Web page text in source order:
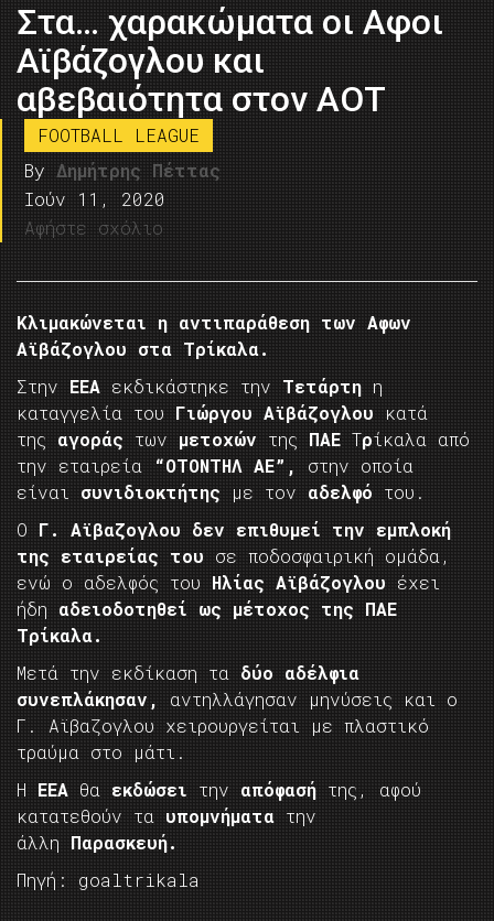
Στα… χαρακώματα οι Αφοι
Αϊβάζογλου και
αβεβαιότητα στον ΑΟΤ
FOOTBALL LEAGUE
By Δημήτρης Πέττας
Ιούν 11, 2020
Αφήστε σχόλιο
Κλιμακώνεται η αντιπαράθεση των Αφων
Αϊβάζογλου στα Τρίκαλα.
Στην ΕΕΑ εκδικάστηκε την Τετάρτη η
καταγγελία του Γιώργου Αϊβάζογλου κατά
της αγοράς των μετοχών της ΠΑΕ Τρίκαλα από
την εταιρεία
“ΟΤΟΝΤΗΛ ΑΕ”,
στην οποία
είναι συνιδιοκτήτης με τον αδελφό του.
Ο Γ. Αϊβαζογλου δεν επιθυμεί την εμπλοκή
της εταιρείας του σε ποδοσφαιρική ομάδα,
ενώ ο αδελφός του Ηλίας Αϊβάζογλου έχει
ήδη αδειοδοτηθεί ως μέτοχος της ΠΑΕ
Τρίκαλα.
Μετά την εκδίκαση τα δύο αδέλφια
συνεπλάκησαν,
αντηλλάγησαν μηνύσεις και ο
Γ. Αϊβαζογλου χειρουργείται με πλαστικό
τραύμα στο μάτι.
Η ΕΕΑ θα εκδώσει την απόφασή της, αφού
κατατεθούν τα υπομνήματα την
άλλη Παρασκευή.
Πηγή: goaltrikala